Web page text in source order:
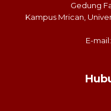
Gedung
Kampus Mrican,
E-